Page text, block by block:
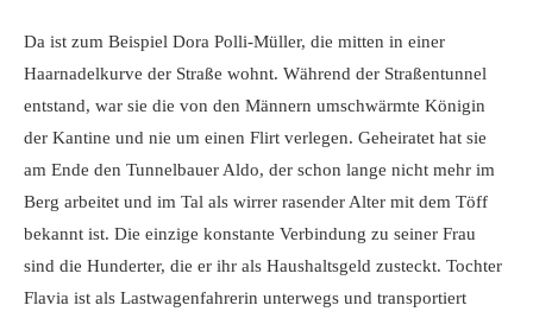
Da ist zum Beispiel Dora Polli-Müller, die mitten in einer
Haarnadelkurve der Straße wohnt. Während der Straßentunnel
entstand, war sie die von den Männern umschwärmte Königin
der Kantine und nie um einen Flirt verlegen. Geheiratet hat sie
am Ende den Tunnelbauer Aldo, der schon lange nicht mehr im
Berg arbeitet und im Tal als wirrer rasender Alter mit dem Töff
bekannt ist. Die einzige konstante Verbindung zu seiner Frau
sind die Hunderter, die er ihr als Haushaltsgeld zusteckt. Tochter
Flavia ist als Lastwagenfahrerin unterwegs und transportiert